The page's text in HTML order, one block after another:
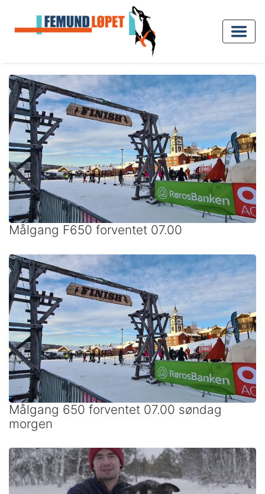
Målgang F650 forventet 07.00
Målgang 650 forventet 07.00 søndag
morgen